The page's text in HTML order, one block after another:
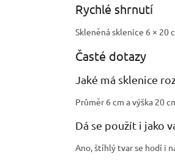
Rychlé shrnutí
Skleněná sklenice 6 × 20
Časté dotazy
Jaké má sklenice
Průměr 6 cm a výška 20
Dá se použít i jako
Ano, štíhlý tvar se hodí i